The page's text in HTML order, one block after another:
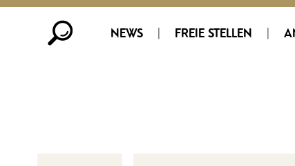
NEWS | FREIE STELLEN |